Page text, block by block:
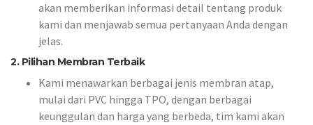
akan memberikan informasi detail tentang produk
kami dan menjawab semua pertanyaan Anda dengan
jelas.
2. Pilihan Membran Terbaik
Kami menawarkan berbagai jenis membran atap,
mulai dari PVC hingga TPO, dengan berbagai
keunggulan dan harga yang berbeda, tim kami akan